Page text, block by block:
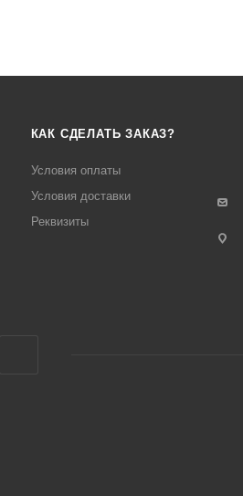
КАК СДЕЛАТЬ ЗАКАЗ?
Условия оплаты
Условия доставки
Реквизиты